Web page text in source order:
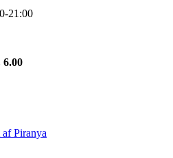
0-21 :00
6.00
afPiranya